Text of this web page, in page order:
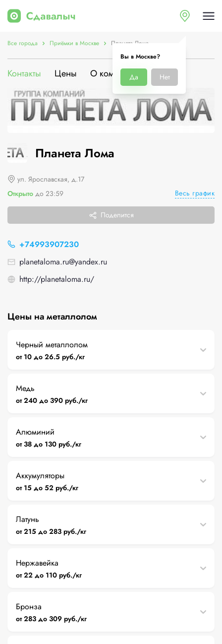
Вы в Москве?
Да Нет
Все города Приёмки в Москве Планета Лома
Контакты Цены О компании
Планета Лома
ул. Ярославская, д.17
Открыто до 23:59 Весь график
Поделится
+74993907230
planetaloma.ru@yandex.ru
http://planetaloma.ru/
Цены на металлолом
Черный металлолом
от 10 до 26.5 руб./кг
Медь
от 240 до 390 руб./кг
Алюминий
от 38 до 130 руб./кг
Аккумуляторы
от 15 до 52 руб./кг
Латунь
от 215 до 283 руб./кг
Нержавейка
от 22 до 110 руб./кг
Бронза
от 283 до 309 руб./кг